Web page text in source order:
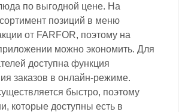
по выгодной цене. На
позиций в меню
от FARFOR, поэтому на
можно экономить. Для
доступна функция
заказов в онлайн-режиме.
быстро, поэтому
которые доступны есть в